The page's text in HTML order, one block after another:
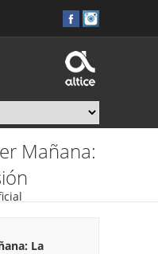
Mañana:
La